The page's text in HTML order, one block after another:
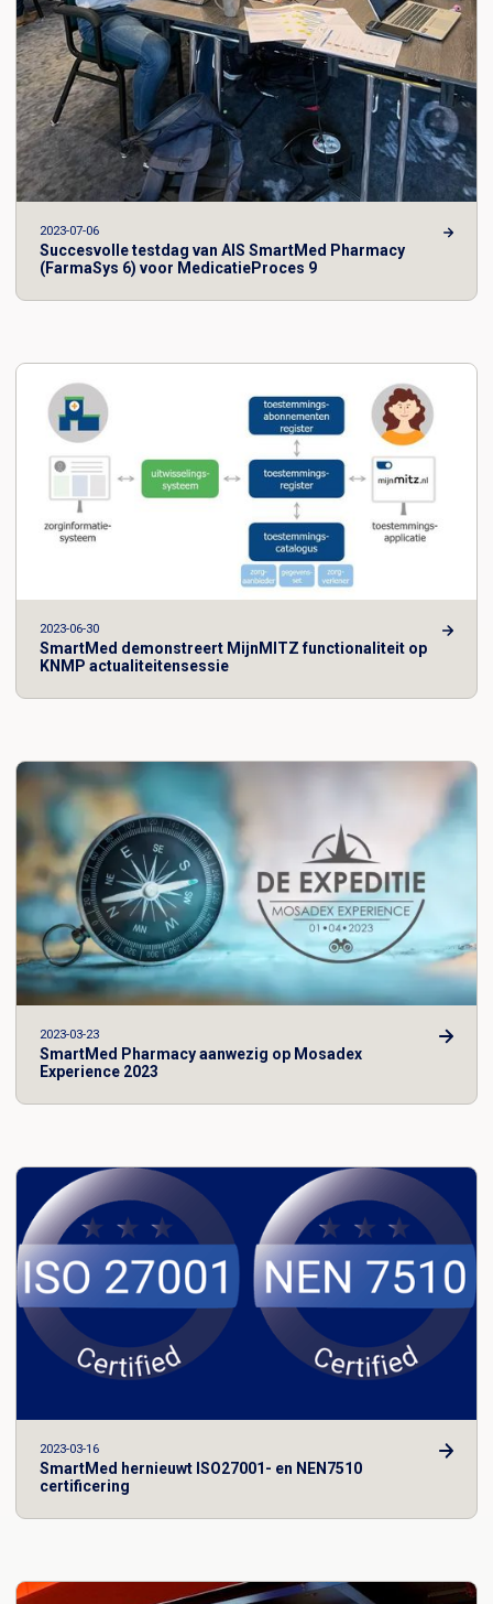
2023-07-06
Succesvolle testdag van AIS SmartMed Pharmacy
(FarmaSys 6) voor MedicatieProces 9
2023-06-30
SmartMed demonstreert MijnMITZ functionaliteit op
KNMP actualiteitensessie
2023-03-23
SmartMed Pharmacy aanwezig op Mosadex
Experience 2023
2023-03-16
SmartMed hernieuwt ISO27001- en NEN7510
certificering